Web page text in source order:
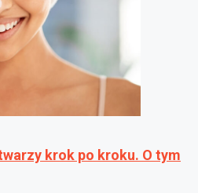
krok po kroku. O tym